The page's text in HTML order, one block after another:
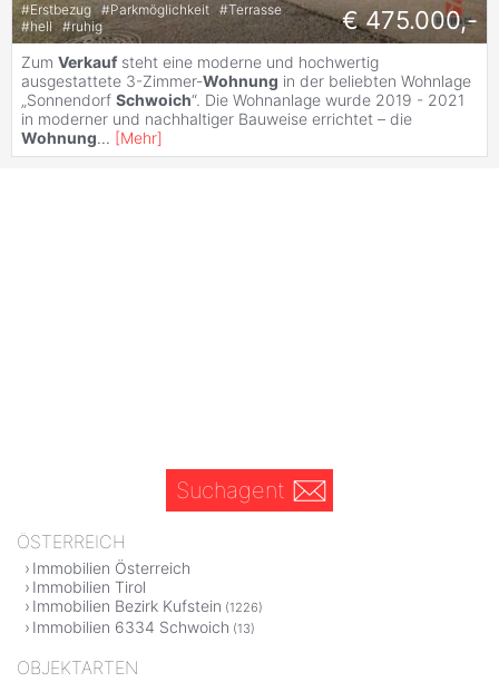
#Erstbezug #Parkmöglichkeit #Terrasse
#hell #ruhig € 475.000,-
Zum Verkauf steht eine moderne und hochwertig
ausgestattete 3-Zimmer-Wohnung in der beliebten Wohnlage
„Sonnendorf Schwoich“. Die Wohnanlage wurde 2019 - 2021
in moderner und nachhaltiger Bauweise errichtet – die
Wohnung... [Mehr]
Suchagent
ÖSTERREICH
Immobilien Österreich
Immobilien Tirol
Immobilien Bezirk Kufstein (1226)
Immobilien 6334 Schwoich (13)
OBJEKTARTEN